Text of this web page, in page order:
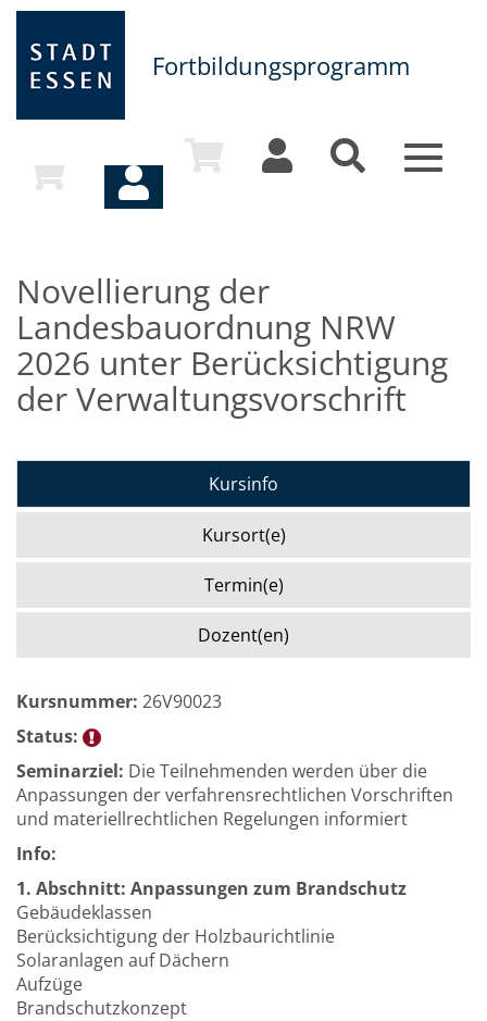
Fortbildungsprogramm
Toggle
Novellierung der
Landesbauordnung NRW
2026 unter Berücksichtigung
der Verwaltungsvorschrift
Kursinfo
Kursort(e)
Termin(e)
Dozent(en)
Kursnummer: 26V90023
Status:
Seminarziel: Die Teilnehmenden werden über die
Anpassungen der verfahrensrechtlichen Vorschriften
und materiellrechtlichen Regelungen informiert
Info:
1. Abschnitt: Anpassungen zum Brandschutz
Gebäudeklassen
Berücksichtigung der Holzbaurichtlinie
Solaranlagen auf Dächern
Aufzüge
Brandschutzkonzept